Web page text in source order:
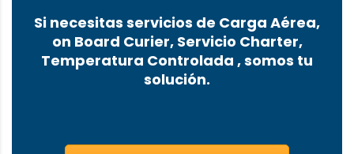
Si necesitas servicios de Carga Aérea,
on Board Curier, Servicio Charter,
Temperatura Controlada , somos tu
solución.